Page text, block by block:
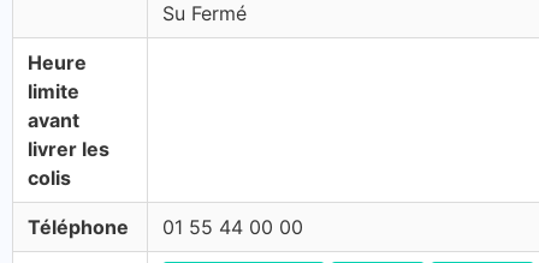
Su Fermé
Heure
limite
avant
livrer les
colis
Téléphone 01 55 44 00 00